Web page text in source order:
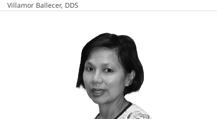
Villamor Ballecer, DDS